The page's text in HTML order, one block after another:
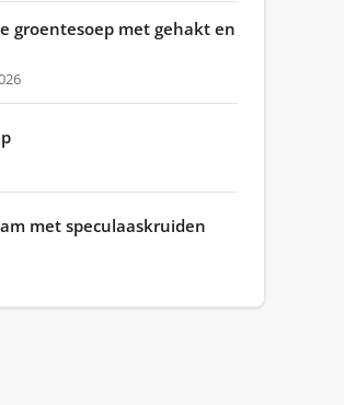
groentesoep met gehakt en
met speculaaskruiden